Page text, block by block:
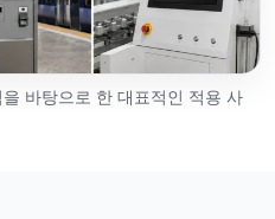
바탕으로 한 대표적인 적용 사